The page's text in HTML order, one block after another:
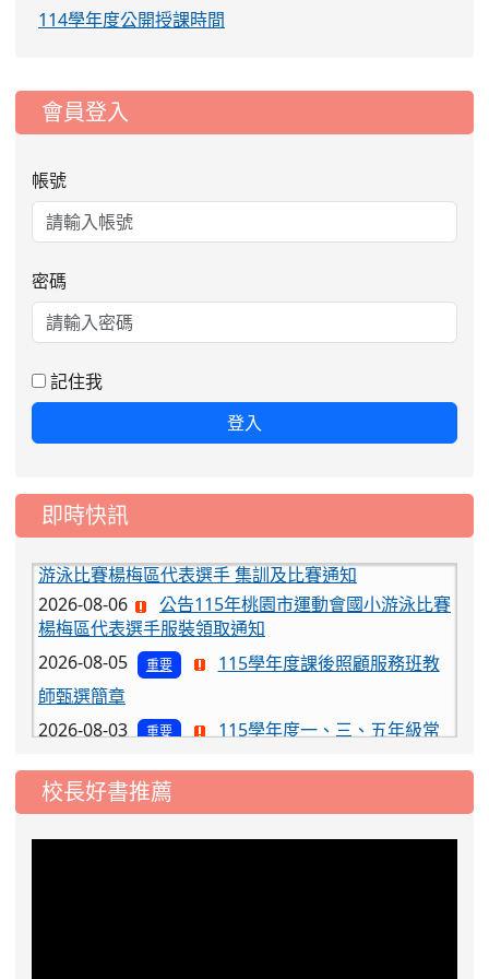
114學年度公開授課時間
::: 會員登入
帳號
密碼
記住我
登入
即時快訊
2026-08-06
公告115年桃園市運動會國小游泳比賽
楊梅區代表選手服裝領取通知
2026-08-05
重要
115學年度課後照顧服務班教
師甄選簡章
2026-08-03
態編班結果公告
2026-07-31
公告
學校對面建案申請8月份「施
工車輛臨停」一案，請各位用路人留意
2026-07-17
公告
公告-115年桃園市運動會國小
校長好書推薦